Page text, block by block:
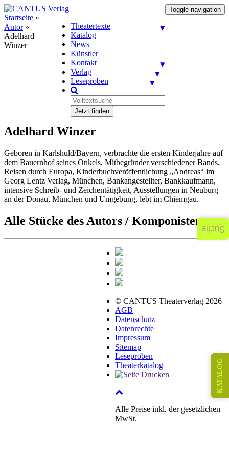
Toggle navigation
Theatertexte
Katalog
News
Künstler
Kontakt
Verlag
Leseproben
Jetzt finden
Startseite »
Autor»
Adelhard
Winzer
Adelhard Winzer
Geboren in Karlshuld/Bayern, verbrachte die ersten Kinderjahre auf
dem Bauernhof seines Onkels, Mitbegründer verschiedener Bands,
Reisen durch Europa, Kinderbuchveröffentlichung „Andreas“ im
Georg Lentz Verlag, München, Bankangestellter, Bankkaufmann,
intensive Schreib- und Zeichentätigkeit, Ausstellungen in Neuburg
an der Donau, München und Umgebung, lebt im Chiemgau.
Alle Stücke des Autors / Komponisten:
© CANTUS Theaterverlag 2026
AGB
Datenschutz
Datenrechte
Impressum
Sitemap
Leseproben
Theaterkatalog
Alle Preise inkl. der gesetzlichen
MwSt.
KATALOG
Suche